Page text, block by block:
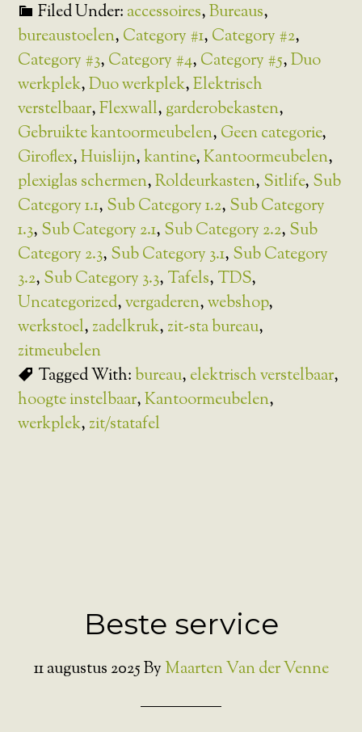
Filed Under: accessoires,Bureaus,
bureaustoelen, Category #1, Category #2,
Category #3, Category #4, Category #5,Duo
werkplek,Duo werkplek,Elektrisch
verstelbaar,Flexwall, garderobekasten,
Gebruikte kantoormeubelen, Geen categorie,
Giroflex,Huislijn,kantine,Kantoormeubelen,
plexiglas schermen,Roldeurkasten, Sitlife, Sub
Category 1.1, Sub Category 1.2, Sub Category
1.3, Sub Category 2.1, Sub Category 2.2, Sub
Category 2.3, Sub Category 3.1, Sub Category
3.2, Sub Category 3.3, Tafels, TDS,
Uncategorized,vergaderen,webshop,
werkstoel, zadelkruk, zit-sta bureau,
zitmeubelen
Tagged With:bureau, elektrisch verstelbaar,
hoogte instelbaar,Kantoormeubelen,
werkplek, zit/statafel
Beste service
11 augustus 2025By Maarten Van der Venne